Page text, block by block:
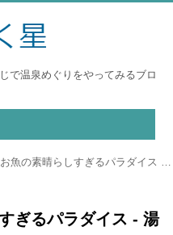
で温泉めぐりをやってみるブロ
素晴らしすぎるパラダイス - 湯浦温泉 亀井荘
ぎるパラダイス - 湯